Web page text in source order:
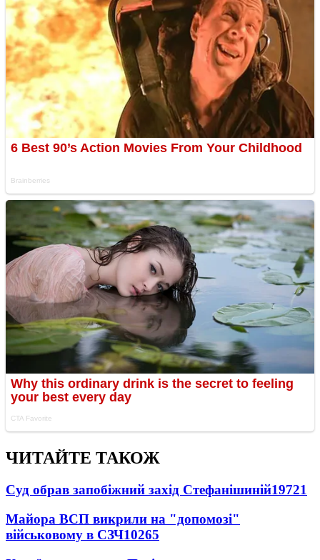
ЧИТАЙТЕ ТАКОЖ
Суд обрав запобіжний захід Стефанішиній19721
Майора ВСП викрили на "допомозі"
військовому в СЗЧ10265